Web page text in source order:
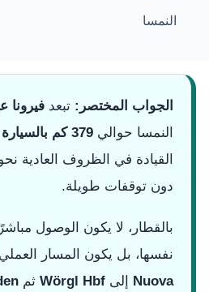
النمسا
الجواب المختصر: تبعد فيرونا
النمسا حوالي 379 كم بالسيارة
القيادة في الظروف العادية
دون توقفات طويلة.
بالقطار، لا يكون الوصول
نفسها، بل يكون المسار
Nuova إلى Wörgl Hbf ثم